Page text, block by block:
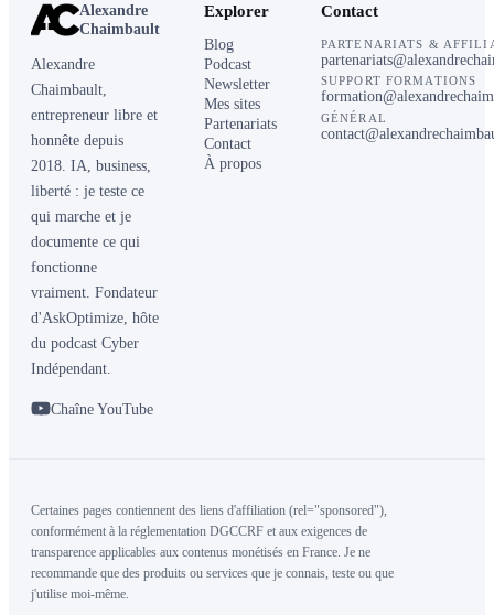
Alexandre
Chaimbault
Alexandre
Chaimbault,
entrepreneur libre et
honnête depuis
2018. IA, business,
liberté : je teste ce
qui marche et je
documente ce qui
fonctionne
vraiment. Fondateur
d'AskOptimize, hôte
du podcast Cyber
Indépendant.
Chaîne YouTube
Explorer
Blog
Podcast
Newsletter
Mes sites
Partenariats
Contact
À propos
Contact
PARTENARIATS &
SUPPORT FORMATIONS
GÉNÉRAL
Certaines pages contiennent des liens d'affiliation (rel="sponsored"),
conformément à la réglementation DGCCRF et aux exigences de
transparence applicables aux contenus monétisés en France. Je ne
recommande que des produits ou services que je connais, teste ou que
j'utilise moi-même.